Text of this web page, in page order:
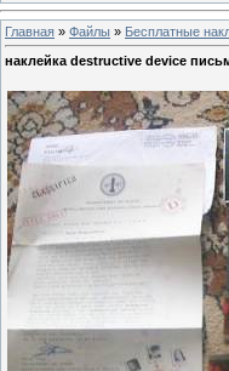
Главная » Файлы » Бесплатные
наклейка destructive device